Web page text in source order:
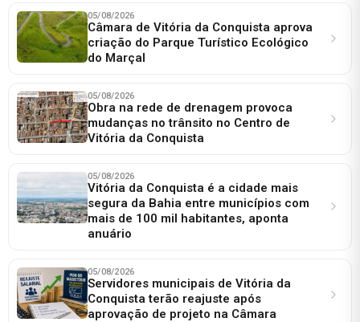
05/08/2026
Câmara de Vitória da Conquista aprova
criação do Parque Turístico Ecológico
do Marçal
05/08/2026
Obra na rede de drenagem provoca
mudanças no trânsito no Centro de
Vitória da Conquista
05/08/2026
Vitória da Conquista é a cidade mais
segura da Bahia entre municípios com
mais de 100 mil habitantes, aponta
anuário
05/08/2026
Servidores municipais de Vitória da
Conquista terão reajuste após
aprovação de projeto na Câmara